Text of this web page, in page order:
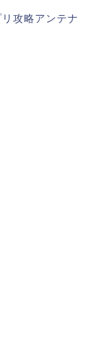
攻略アンテナ